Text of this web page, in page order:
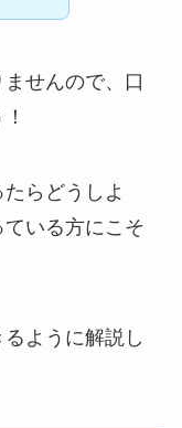
せんので、口
らどうしよ
いる方にこそ
ように解説し